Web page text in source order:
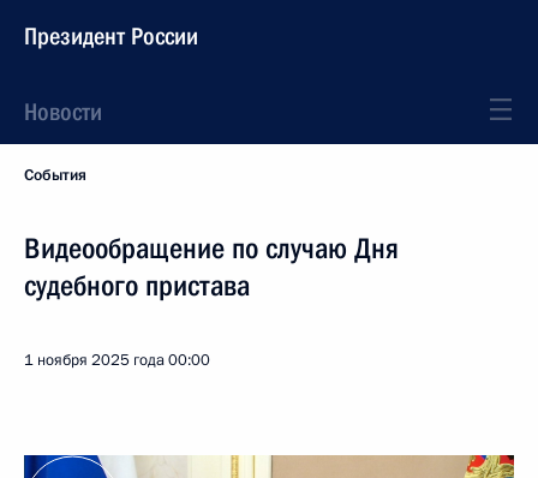
Президент России
Новости
События
Видеообращение по случаю Дня
судебного пристава
1 ноября 2025 года00:00